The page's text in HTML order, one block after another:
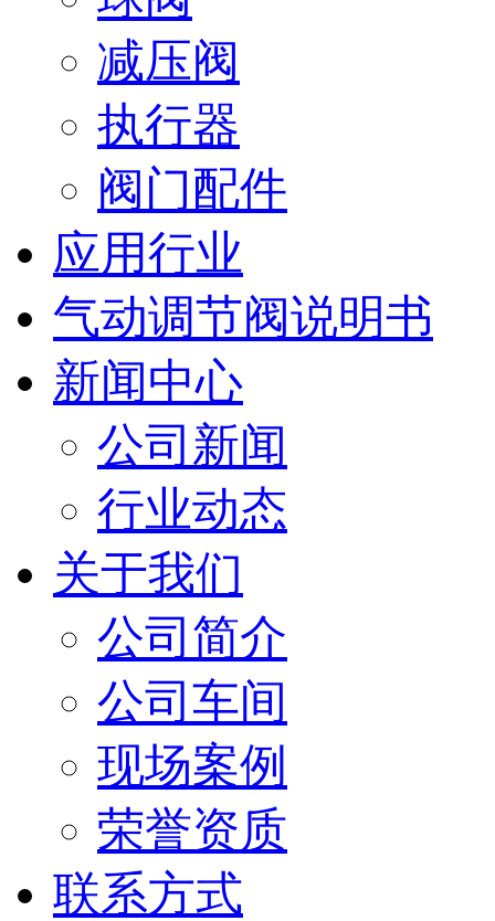
减压阀
执行器
阀门配件
应用行业
气动调节阀说明书
新闻中心
公司新闻
行业动态
关于我们
公司简介
公司车间
现场案例
荣誉资质
联系方式